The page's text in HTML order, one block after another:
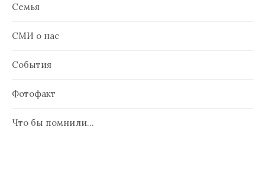
Семья
СМИ о нас
События
Фотофакт
Что бы помнили…